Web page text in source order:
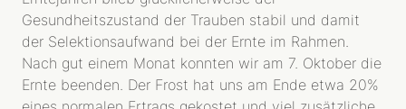
Gesundheitszustand der Trauben stabil und damit
der Selektionsaufwand bei der Ernte im Rahmen.
Nach gut einem Monat konnten wir am 7. Oktober die
Ernte beenden. Der Frost hat uns am Ende etwa 20%